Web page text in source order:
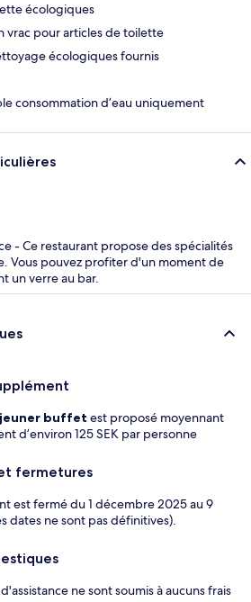
écologiques
vrac pour articles de toilette
écologiques fournis
consommation d’eau uniquement
- Ce restaurant propose des spécialités
Vous pouvez profiter d'un moment de
un verre au bar.
buffet est proposé moyennant
d’environ 125 SEK par personne
fermetures
est fermé du 1 décembre 2025 au 9
dates ne sont pas définitives).
ne sont soumis à aucuns frais